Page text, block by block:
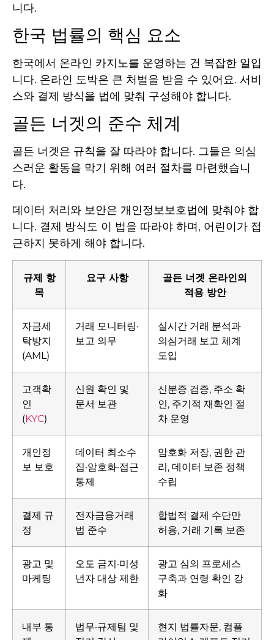
니다.
한국 법률의 핵심 요소
한국에서 온라인 카지노를 운영하는 건 복잡한 일입
니다. 온라인 도박은 큰 처벌을 받을 수 있어요. 서비
스와 결제 방식을 법에 맞춰 구성해야 합니다.
골든 너겟의 준수 체계
골든 너겟은 규칙을 잘 따라야 합니다. 그들은 의심
스러운 활동을 막기 위해 여러 절차를 마련했습니
다.
데이터 처리와 보안은 개인정보보호법에 맞춰야 합
니다. 결제 방식도 이 법을 따라야 하며, 어린이가 접
근하지 못하게 해야 합니다.
규제 항
목
요구 사항
골든 너겟 온라인의
적용 방안
자금세
탁방지
(AML)
거래 모니터링·
보고 의무
실시간 거래 분석과
의심거래 보고 체계
도입
고객확
인
(KYC)
신원 확인 및
문서 보관
신분증 검증, 주소 확
인, 주기적 재확인 절
차 운영
개인정
보 보호
데이터 최소수
집·암호화·접근
통제
암호화 저장, 권한 관
리, 데이터 보존 정책
수립
결제 규
정
전자금융거래
법 준수
합법적 결제 수단만
허용, 거래 기록 보존
광고 및
마케팅
오도 금지·미성
년자 대상 제한
광고 심의 프로세스
구축과 연령 확인 강
화
내부 통
법무·규제팀 및
현지 법률자문, 컴플